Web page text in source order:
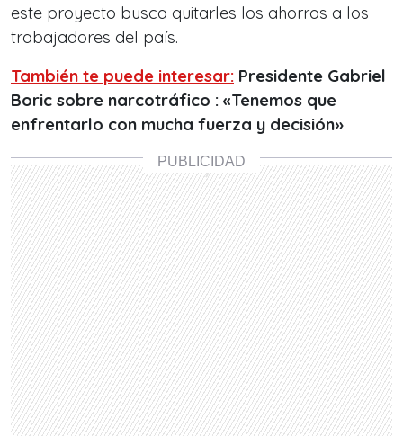
este proyecto busca quitarles los ahorros a los
trabajadores del país.
También te puede interesar: Presidente Gabriel
Boric sobre narcotráfico : «Tenemos que
enfrentarlo con mucha fuerza y decisión»